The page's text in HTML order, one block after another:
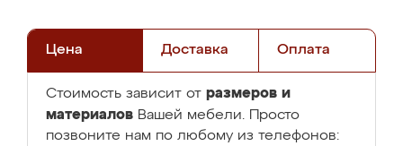
Цена Доставка Оплата
Стоимость зависит от размеров и
материалов Вашей мебели. Просто
позвоните нам по любому из телефонов: